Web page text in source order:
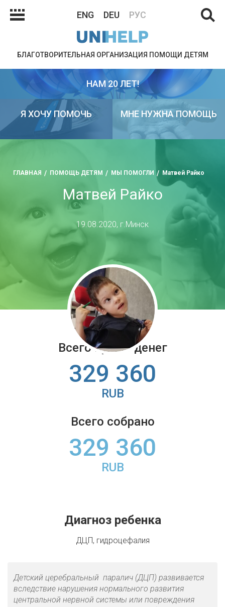
ENG DEU РУС
БЛАГОТВОРИТЕЛЬНАЯ ОРГАНИЗАЦИЯ ПОМОЩИ ДЕТЯМ
НАМ 20 ЛЕТ!
Я ХОЧУ ПОМОЧЬ МНЕ НУЖНА ПОМОЩЬ
ГЛАВНАЯ ПОМОЩЬ ДЕТЯМ МЫ ПОМОГЛИ Матвей Райко
Матвей Райко
19.08.2020, г.Минск
Всего нужно денег
329 360
RUB
Всего собрано
329 360
RUB
Диагноз ребенка
ДЦП, гидроцефалия
Детский церебральный паралич (ДЦП) развивается
вследствие нарушения нормального развития
центральной нервной системы или повреждения